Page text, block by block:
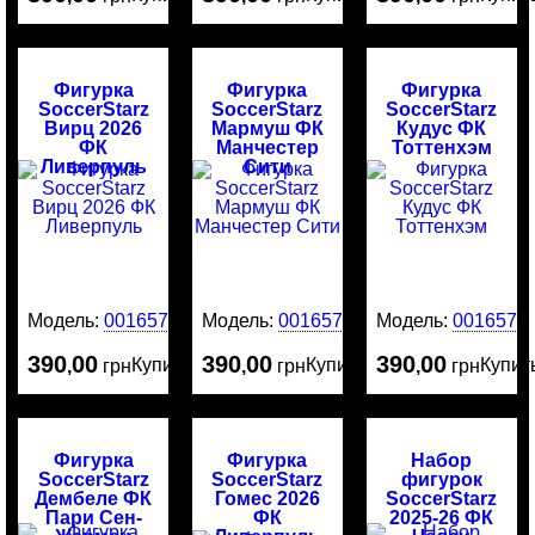
Фигурка
SoccerStarz
Вирц 2026
ФК
Ливерпуль
Модель:0016578
390,00 грнКупить
Фигурка
SoccerStarz
Мармуш ФК
Манчестер
Сити
Модель:0016577
390,00 грнКупить
Фигурка
SoccerStarz
Кудус ФК
Тоттенхэм
Модель: 0016576
390,00 грн
Фигурка
SoccerStarz
Дембеле ФК
Пари Сен-
Фигурка
SoccerStarz
Гомес 2026
ФК
Набор
фигурок
SoccerStarz
2025-26 ФК